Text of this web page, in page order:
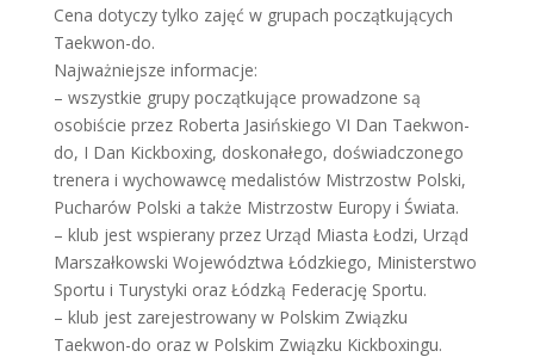
Cena dotyczy tylko zajęć w grupach początkujących
Taekwon-do.
Najważniejsze informacje:
– wszystkie grupy początkujące prowadzone są
osobiście przez Roberta Jasińskiego VI Dan Taekwon-
do, I Dan Kickboxing, doskonałego, doświadczonego
trenera i wychowawcę medalistów Mistrzostw Polski,
Pucharów Polski a także Mistrzostw Europy i Świata.
– klub jest wspierany przez Urząd Miasta Łodzi, Urząd
Marszałkowski Województwa Łódzkiego, Ministerstwo
Sportu i Turystyki oraz Łódzką Federację Sportu.
– klub jest zarejestrowany w Polskim Związku
Taekwon-do oraz w Polskim Związku Kickboxingu.